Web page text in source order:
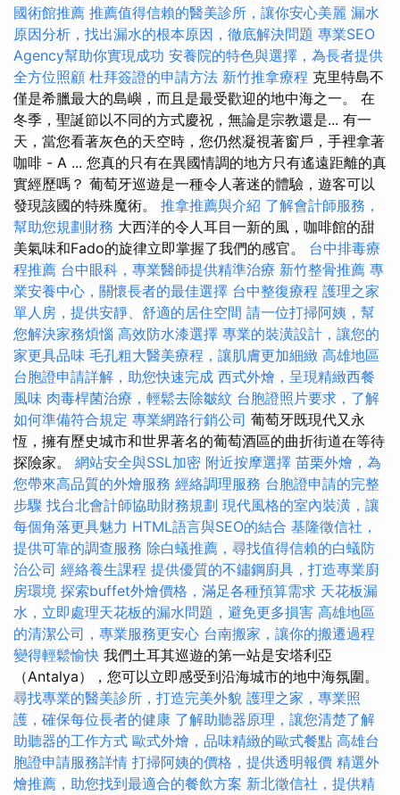
國術館推薦 推薦值得信賴的醫美診所，讓你安心美麗 漏水
原因分析，找出漏水的根本原因，徹底解決問題 專業SEO
Agency幫助你實現成功 安養院的特色與選擇，為長者提供
全方位照顧 杜拜簽證的申請方法 新竹推拿療程 克里特島不
僅是希臘最大的島嶼，而且是最受歡迎的地中海之一。 在
冬季，聖誕節以不同的方式慶祝，無論是宗教還是... 有一
天，當您看著灰色的天空時，您仍然凝視著窗戶，手裡拿著
咖啡 - A ... 您真的只有在異國情調的地方只有遙遠距離的真
實經歷嗎？ 葡萄牙巡遊是一種令人著迷的體驗，遊客可以
發現該國的特殊魔術。 推拿推薦與介紹 了解會計師服務，
幫助您規劃財務 大西洋的令人耳目一新的風，咖啡館的甜
美氣味和Fado的旋律立即掌握了我們的感官。 台中排毒療
程推薦 台中眼科，專業醫師提供精準治療 新竹整骨推薦 專
業安養中心，關懷長者的最佳選擇 台中整復療程 護理之家
單人房，提供安靜、舒適的居住空間 請一位打掃阿姨，幫
您解決家務煩惱 高效防水漆選擇 專業的裝潢設計，讓您的
家更具品味 毛孔粗大醫美療程，讓肌膚更加細緻 高雄地區
台胞證申請詳解，助您快速完成 西式外燴，呈現精緻西餐
風味 肉毒桿菌治療，輕鬆去除皺紋 台胞證照片要求，了解
如何準備符合規定 專業網路行銷公司 葡萄牙既現代又永
恆，擁有歷史城市和世界著名的葡萄酒區的曲折街道在等待
探險家。 網站安全與SSL加密 附近按摩選擇 苗栗外燴，為
您帶來高品質的外燴服務 經絡調理服務 台胞證申請的完整
步驟 找台北會計師協助財務規劃 現代風格的室內裝潢，讓
每個角落更具魅力 HTML語言與SEO的結合 基隆徵信社，
提供可靠的調查服務 除白蟻推薦，尋找值得信賴的白蟻防
治公司 經絡養生課程 提供優質的不鏽鋼廚具，打造專業廚
房環境 探索buffet外燴價格，滿足各種預算需求 天花板漏
水，立即處理天花板的漏水問題，避免更多損害 高雄地區
的清潔公司，專業服務更安心 台南搬家，讓你的搬遷過程
變得輕鬆愉快 我們土耳其巡遊的第一站是安塔利亞
（Antalya），您可以立即感受到沿海城市的地中海氛圍。
尋找專業的醫美診所，打造完美外貌 護理之家，專業照
護，確保每位長者的健康 了解助聽器原理，讓您清楚了解
助聽器的工作方式 歐式外燴，品味精緻的歐式餐點 高雄台
胞證申請服務詳情 打掃阿姨的價格，提供透明報價 精選外
燴推薦，助您找到最適合的餐飲方案 新北徵信社，提供精